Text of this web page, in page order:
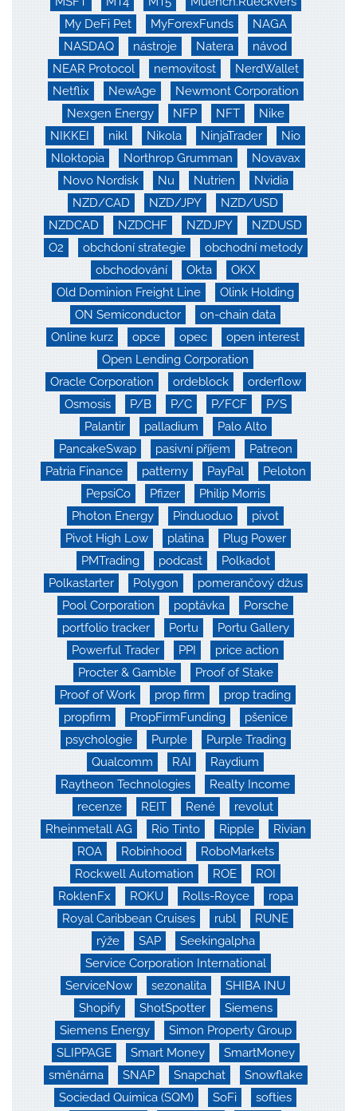
My DeFi Pet
MyForexFunds
NAGA
NASDAQ
nástroje Natera
návod
NEAR Protocol
nemovitost
NerdWallet
Netflix
NewAge
Newmont Corporation
Nexgen Energy
NFP NFT
Nike
NIKKEI
nikl Nikola NinjaTrader
Nio
Nloktopia
Northrop Grumman
Novavax
Novo Nordisk
Nu Nutrien
Nvidia
NZD/CAD
NZD/JPY
NZD/USD
NZDCAD
NZDCHF NZDJPY
NZDUSD
O2
obchdoní strategie
obchodní metody
obchodování
Okta
OKX
Old Dominion Freight Line
Olink Holding
ON Semiconductor
on-chain data
Online kurz
opce opec
open interest
Open Lending Corporation
Oracle Corporation
ordeblock
orderflow
Osmosis
P/B P/C P/FCF
P/S
Palantir
palladium
Palo Alto
PancakeSwap
pasivní příjem
Patreon
Patria Finance
patterny PayPal
Peloton
PepsiCo
Pfizer
Philip Morris
Photon Energy
Pinduoduo
pivot
Pivot High Low
platina
Plug Power
PMTrading
podcast
Polkadot
Polkastarter
Polygon
pomerančový džus
Pool Corporation
poptávka
Porsche
portfolio tracker
Portu
Portu Gallery
Powerful Trader
PPI
price action
Procter & Gamble
Proof of Stake
Proof of Work
prop firm
prop trading
propfirm
PropFirmFunding
pšenice
psychologie
Purple
Purple Trading
Qualcomm
RAI
Raydium
Raytheon Technologies
Realty Income
recenze
REIT René
revolut
Rheinmetall AG
Rio Tinto Ripple
Rivian
ROA
Robinhood
RoboMarkets
Rockwell Automation
ROE
ROI
RoklenFx
ROKU Rolls-Royce
ropa
Royal Caribbean Cruises
rubl
RUNE
rýže
SAP
Seekingalpha
Service Corporation International
ServiceNow
sezonalita
SHIBA INU
Shopify
ShotSpotter
Siemens
Siemens Energy
Simon Property Group
SLIPPAGE
Smart Money
SmartMoney
směnárna
SNAP Snapchat
Snowflake
Sociedad Quimica (SQM)
SoFi
softies